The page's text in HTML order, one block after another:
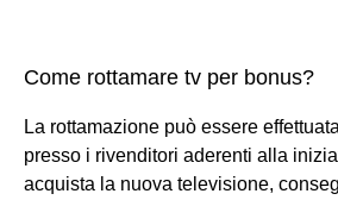
Come rottamare tv per bonus?
La rottamazione può essere
presso i rivenditori aderenti alla
acquista la nuova televisione,